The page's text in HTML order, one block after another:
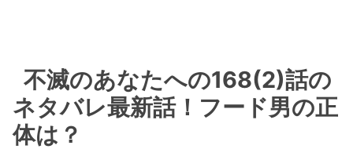
不滅のあなたへの168(2)話の
ネタバレ最新話！フード男の正
体は？